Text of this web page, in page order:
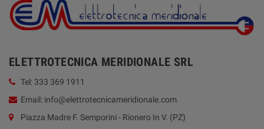
ELETTROTECNICA MERIDIONALE SRL
Tel: 333 369 1911
Email: info@elettrotecnicameridionale.com
Piazza Madre F. Semporini - Rionero In V. (PZ)